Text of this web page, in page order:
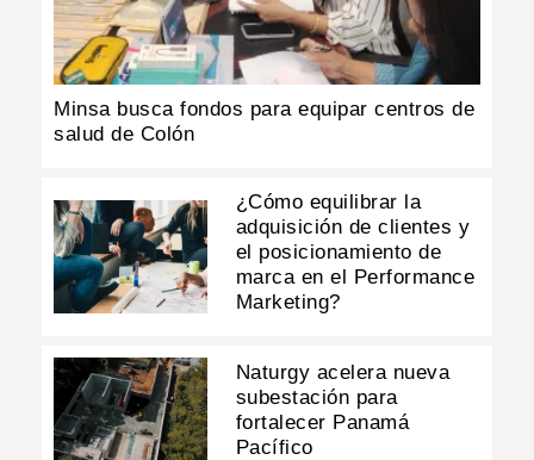
Minsa busca fondos para equipar centros de
salud de Colón
¿Cómo equilibrar la
adquisición de clientes y
el posicionamiento de
marca en el Performance
Marketing?
Naturgy acelera nueva
subestación para
fortalecer Panamá
Pacífico